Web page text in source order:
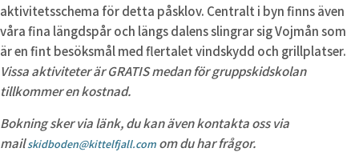
aktivitetsschema för detta påsklov. Centralt i byn finns även
våra fina längdspår och längs dalens slingrar sig Vojmån som
är en fint besöksmål med flertalet vindskydd och grillplatser.
Vissa aktiviteter är GRATIS medan för gruppskidskolan
tillkommer en kostnad.
Bokning sker via länk, du kan även kontakta oss via
mailskidboden@kittelfjall.com om du har frågor.